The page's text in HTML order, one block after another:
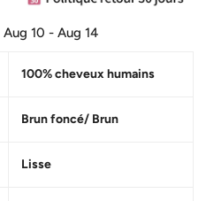
Aug 10 - Aug 14
100% cheveux humains
Brun foncé/ Brun
Lisse